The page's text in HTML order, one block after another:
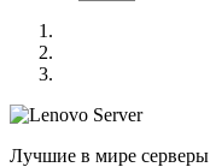
Лучшие в мире серверы